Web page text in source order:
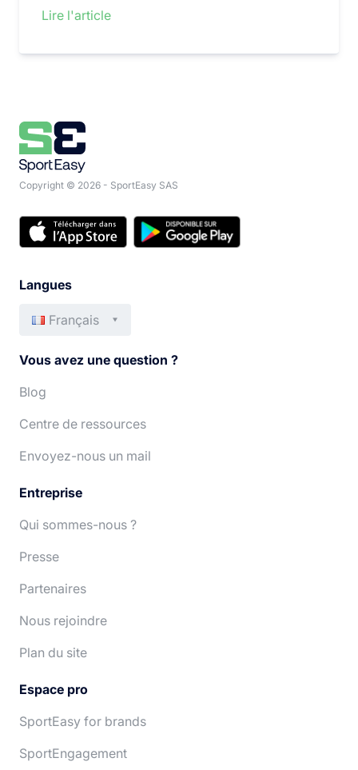
Lire l'article
Copyright © 2026 - SportEasy SAS
Langues
Français
Deutsch
Italiano
Vous avez une question ?
Blog
Centre de ressources
Envoyez-nous un mail
Entreprise
Qui sommes-nous ?
Presse
Partenaires
Nous rejoindre
Plan du site
Espace pro
SportEasy for brands
SportEngagement